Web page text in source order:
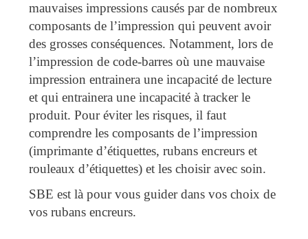
mauvaises impressions causés par de nombreux
composants de l’impression qui peuvent avoir
des grosses conséquences. Notamment, lors de
l’impression de code-barres où une mauvaise
impression entrainera une incapacité de lecture
et qui entrainera une incapacité à tracker le
produit. Pour éviter les risques, il faut
comprendre les composants de l’impression
(imprimante d’étiquettes, rubans encreurs et
rouleaux d’étiquettes) et les choisir avec soin.
SBE est là pour vous guider dans vos choix de
vos rubans encreurs.